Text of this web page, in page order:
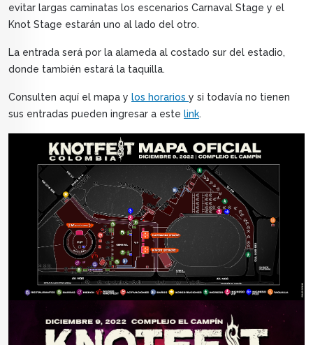
evitar largas caminatas los escenarios Carnaval Stage y el
Knot Stage estarán uno al lado del otro.
La entrada será por la alameda al costado sur del estadio,
donde también estará la taquilla.
Consulten aquí el mapa y los horarios y si todavía no tienen
sus entradas pueden ingresar a este link.